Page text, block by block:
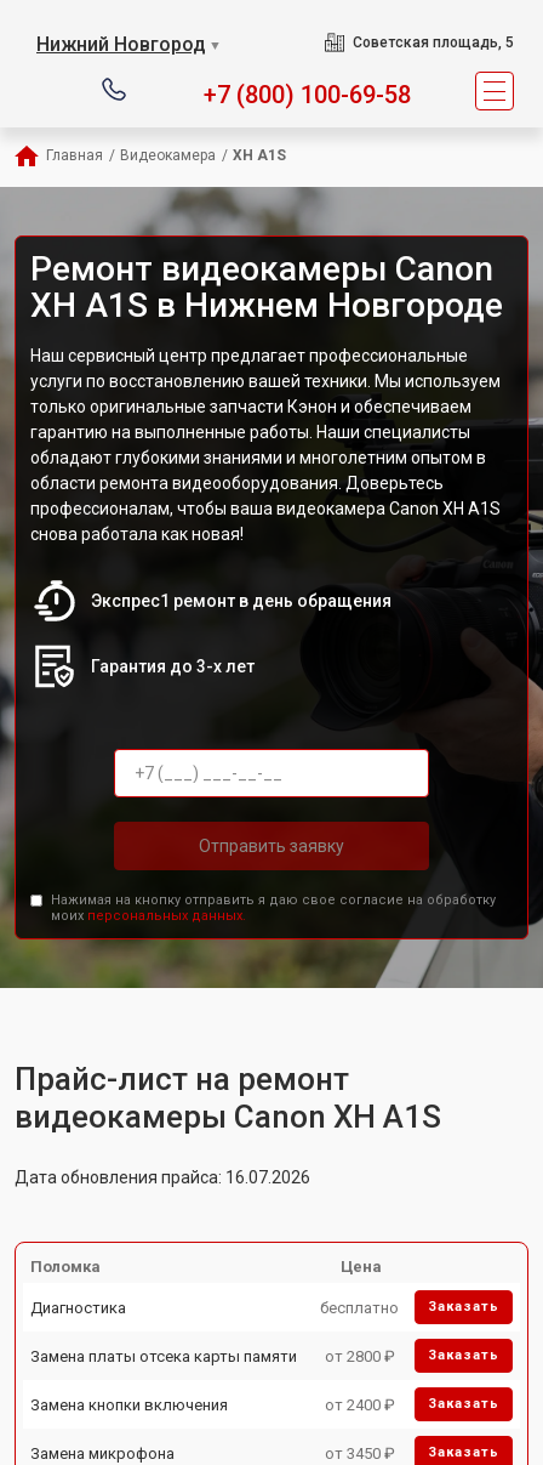
Нижний Новгород ▼ Советская площадь, 5
+7 (800) 100-69-58
Главная / Видеокамера / XH A1S
Ремонт видеокамеры Canon
XH A1S в Нижнем Новгороде
Наш сервисный центр предлагает профессиональные
услуги по восстановлению вашей техники. Мы используем
только оригинальные запчасти Кэнон и обеспечиваем
гарантию на выполненные работы. Наши специалисты
обладают глубокими знаниями и многолетним опытом в
области ремонта видеооборудования. Доверьтесь
профессионалам, чтобы ваша видеокамера Canon XH A1S
снова работала как новая!
Экспрес1 ремонт в день обращения
Гарантия до 3-х лет
Отправить заявку
Нажимая на кнопку отправить я даю свое согласие на обработку
моих персональных данных.
Прайс-лист на ремонт
видеокамеры Canon XH A1S
Дата обновления прайса: 16.07.2026
Поломка Цена
Диагностика бесплатно Заказать
Замена платы отсека карты памяти от 2800 ₽ Заказать
Замена кнопки включения от 2400 ₽ Заказать
Замена микрофона от 3450 ₽ Заказать